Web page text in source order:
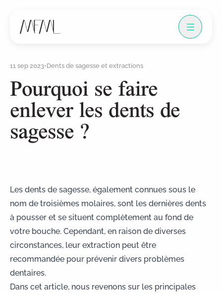
11 sep 2023•Dents de sagesse et extractions
Pourquoi se faire
enlever les dents de
sagesse ?
Les dents de sagesse, également connues sous le
nom de troisièmes molaires, sont les dernières dents
à pousser et se situent complètement au fond de
votre bouche. Cependant, en raison de diverses
circonstances, leur extraction peut être
recommandée pour prévenir divers problèmes
dentaires.
Dans cet article, nous revenons sur les principales